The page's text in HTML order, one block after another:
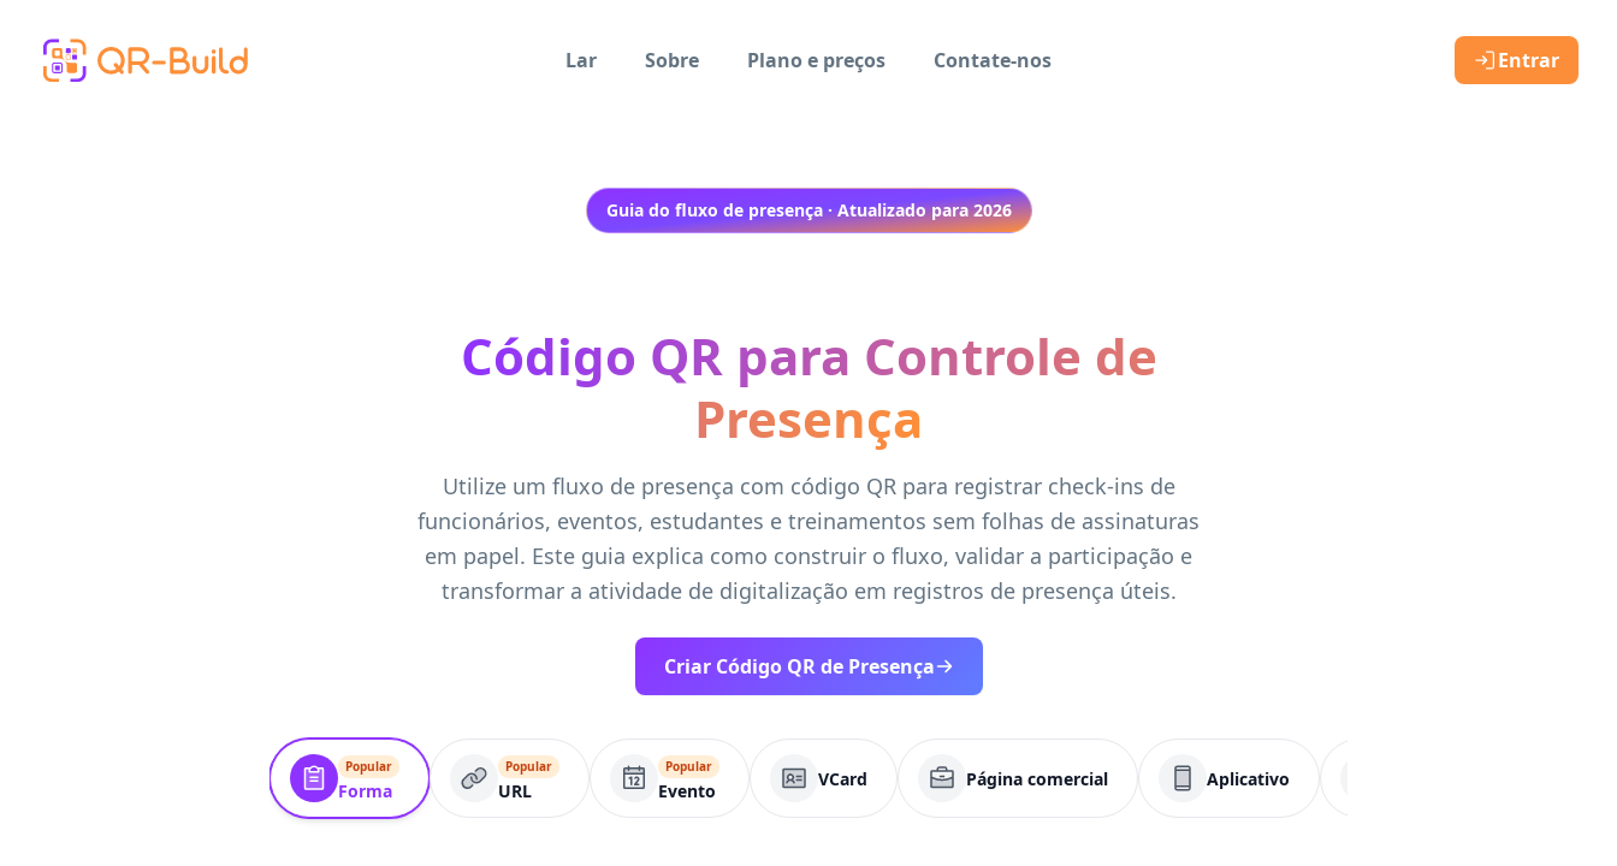
Lar
Sobre Plano e preços Contate-nos Entrar
Guia do fluxo de presença · Atualizado para 2026
Código QR para Controle de
Presença
Utilize um fluxo de presença com código QR para registrar check-ins de
funcionários, eventos, estudantes e treinamentos sem folhas de assinaturas
em papel. Este guia explica como construir o fluxo, validar a participação e
transformar a atividade de digitalização em registros de presença úteis.
Criar Código QR de Presença
Popular
Forma
Popular
URL
Popular
Evento
VCard Página comercial Aplicativo